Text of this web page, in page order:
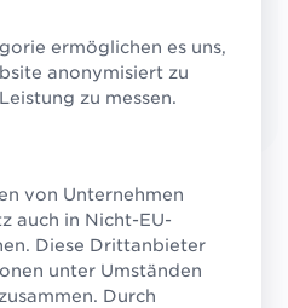
lohnt sich
für GS1 Sync Stars
GS1 Sync
Weingut
demPremium-
PetCowurden beim
ermöglichen es uns,
anonymisiert zu
zu messen.
von Unternehmen
auch in Nicht-EU-
Diese Drittanbieter
unter Umständen
Durch